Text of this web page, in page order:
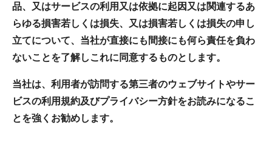
品、又はサービスの利用又は依拠に起因又は関連するあ
らゆる損害若しくは損失、又は損害若しくは損失の申し
立てについて、当社が直接にも間接にも何ら責任を負わ
ないことを了解しこれに同意するものとします。
当社は、利用者が訪問する第三者のウェブサイトやサー
ビスの利用規約及びプライバシー方針をお読みになるこ
とを強くお勧めします。